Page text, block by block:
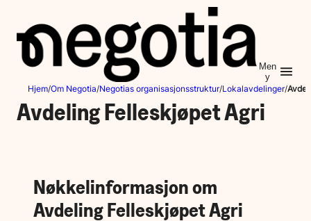
innhold
Men
y
Hjem/Om Negotia/Negotias organisasjonsstruktur/Lokalavdelinger/
Avdeling Felleskjøpet Agri
Nøkkelinformasjon om
Avdeling Felleskjøpet Agri